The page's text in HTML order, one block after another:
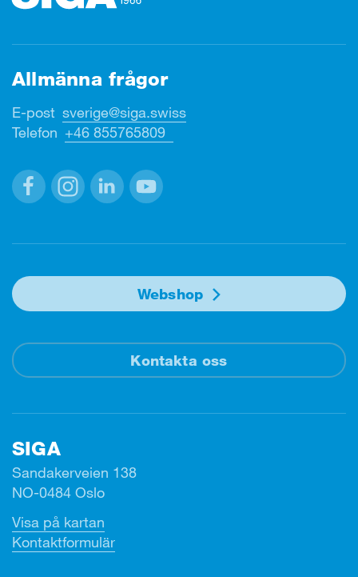
Allmänna frågor
E-post sverige@siga.swiss
Telefon +46 855765809
Webshop
Kontakta oss
SIGA
Sandakerveien 138
NO-0484 Oslo
Visa på kartan
Kontaktformulär